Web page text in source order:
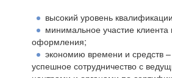
высокий уровень
минимальное участие клиента
оформления;
экономию времени и средств
успешное сотрудничество с